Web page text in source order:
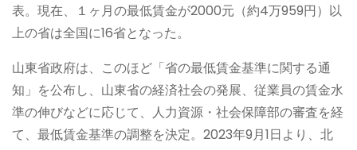
表。現在、１ヶ月の最低賃金が2000元（約4万959円）以
上の省は全国に16省となった。
山東省政府は、このほど「省の最低賃金基準に関する通
知」を公布し、山東省の経済社会の発展、従業員の賃金水
準の伸びなどに応じて、人力資源・社会保障部の審査を経
て、最低賃金基準の調整を決定。2023年9月1日より、北